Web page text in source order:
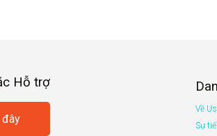
Hỗ trợ
đây
Về Us
Sự